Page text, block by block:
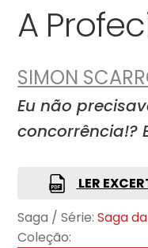
A
SIMON
Eu não
concorrência!?
LER
Saga / Série: Saga
Coleção: